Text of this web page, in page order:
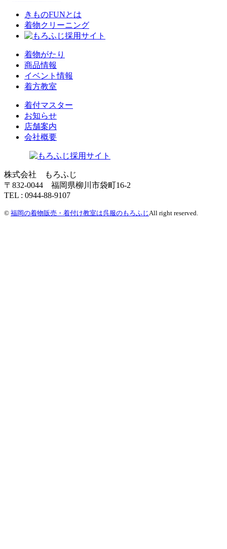
きものFUNとは
着物クリーニング
着物がたり
商品情報
イベント情報
着方教室
着付マスター
お知らせ
店舗案内
会社概要
株式会社 もろふじ
〒832-0044 福岡県柳川市袋町16-2
TEL : 0944-88-9107
© 福岡の着物販売・着付け教室は呉服のもろふじAll right reserved.